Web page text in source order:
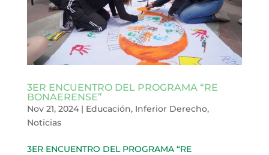
3ER ENCUENTRO DEL PROGRAMA “RE
BONAERENSE”
Nov 21, 2024| Educación, Inferior Derecho,
Noticias
3ER ENCUENTRO DEL PROGRAMA “RE